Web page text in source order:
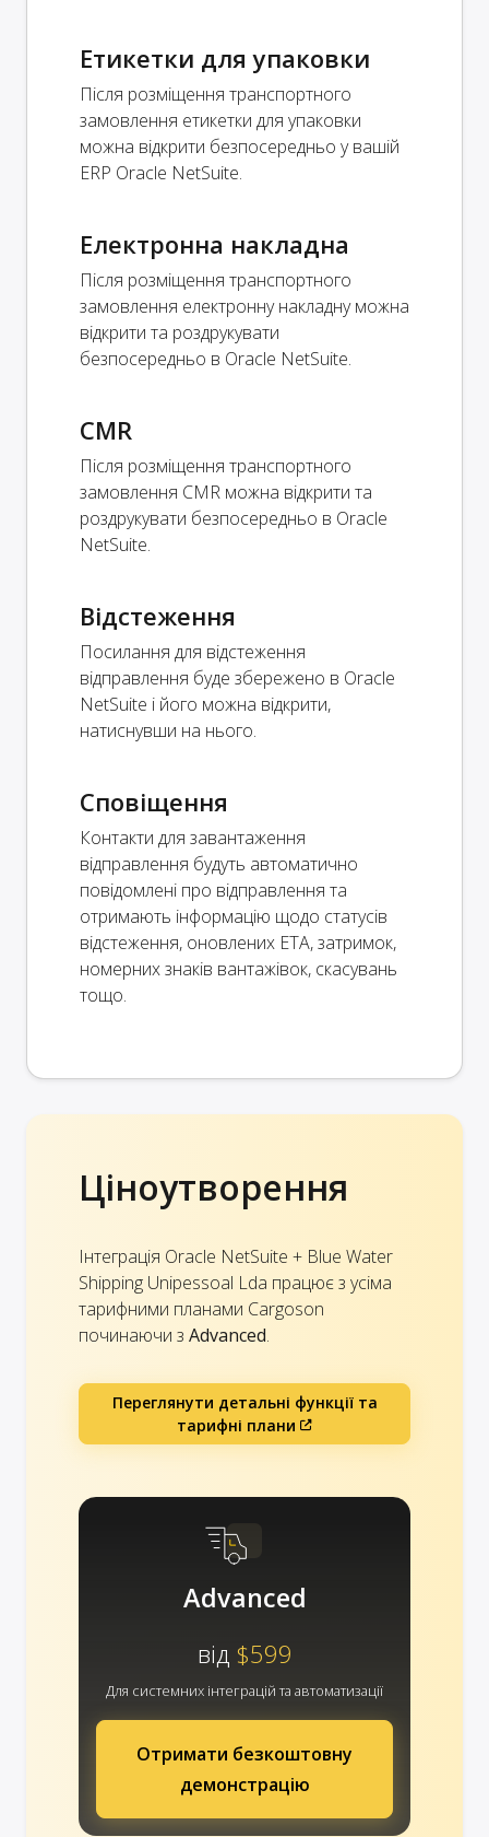
Етикетки для упаковки
Після розміщення транспортного
замовлення етикетки для упаковки
можна відкрити безпосередньо у вашій
ERP Oracle NetSuite.
Електронна накладна
Після розміщення транспортного
замовлення електронну накладну можна
відкрити та роздрукувати
безпосередньо в Oracle NetSuite.
CMR
Після розміщення транспортного
замовлення CMR можна відкрити та
роздрукувати безпосередньо в Oracle
NetSuite.
Відстеження
Посилання для відстеження
відправлення буде збережено в Oracle
NetSuite і його можна відкрити,
натиснувши на нього.
Сповіщення
Контакти для завантаження
відправлення будуть автоматично
повідомлені про відправлення та
отримають інформацію щодо статусів
відстеження, оновлених ETA, затримок,
номерних знаків вантажівок, скасувань
тощо.
Ціноутворення
Інтеграція Oracle NetSuite + Blue Water
Shipping Unipessoal Lda працює з усіма
тарифними планами Cargoson
починаючи з Advanced.
Переглянути детальні функції та
тарифні плани
Advanced
від $599
Для системних інтеграцій та автоматизації
Отримати безкоштовну
демонстрацію